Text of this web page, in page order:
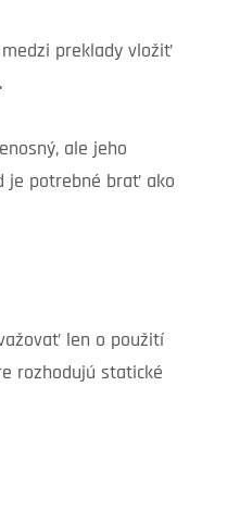
preklady vložiť
ale jeho
je potrebné brať ako
len o použití
rozhodujú statické